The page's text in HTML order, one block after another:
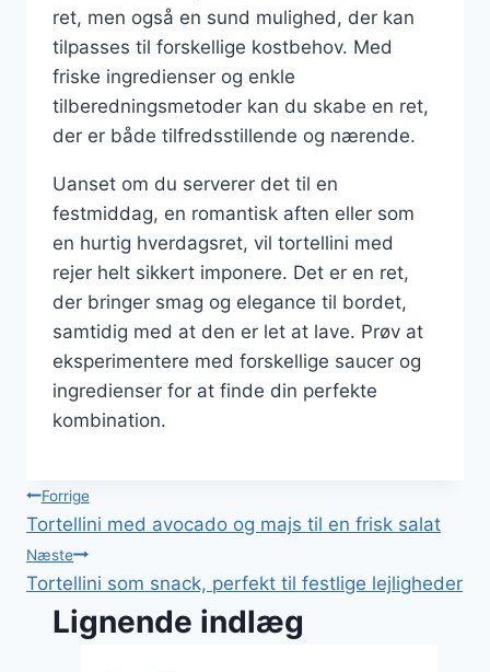
ret, men også en sund mulighed, der kan
tilpasses til forskellige kostbehov. Med
friske ingredienser og enkle
tilberedningsmetoder kan du skabe en ret,
der er både tilfredsstillende og nærende.
Uanset om du serverer det til en
festmiddag, en romantisk aften eller som
en hurtig hverdagsret, vil tortellini med
rejer helt sikkert imponere. Det er en ret,
der bringer smag og elegance til bordet,
samtidig med at den er let at lave. Prøv at
eksperimentere med forskellige saucer og
ingredienser for at finde din perfekte
kombination.
Indlægsnavigation
Forrige
Tortellini med avocado og majs til en frisk salat
Næste
Tortellini som snack, perfekt til festlige lejligheder
Lignende indlæg